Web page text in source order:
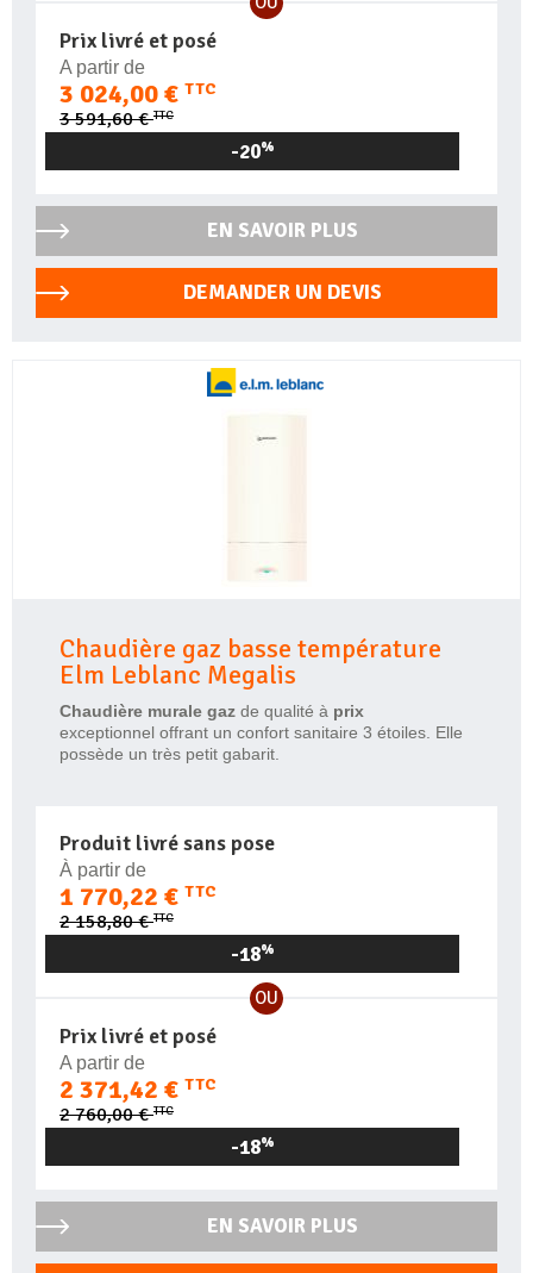
Prix livré et posé
A partir de
3 024,00 € TTC
3 591,60 €TTC
-20%
EN SAVOIR PLUS
DEMANDER UN DEVIS
Chaudière gaz basse température
Elm Leblanc Megalis
Chaudière murale gaz de qualité à prix
exceptionnel offrant un confort sanitaire 3 étoiles. Elle
possède un très petit gabarit.
Produit livré sans pose
À partir de
1 770,22 € TTC
2 158,80 €TTC
-18%
OU
Prix livré et posé
A partir de
2 371,42 € TTC
2 760,00 €TTC
-18%
EN SAVOIR PLUS